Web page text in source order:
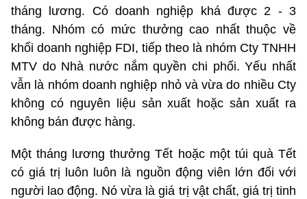
tháng lương. Có doanh nghiệp khá được 2 - 3
tháng. Nhóm có mức thưởng cao nhất thuộc về
khối doanh nghiệp FDI, tiếp theo là nhóm Cty TNHH
MTV do Nhà nước nắm quyền chi phối. Yếu nhất
vẫn là nhóm doanh nghiệp nhỏ và vừa do nhiều Cty
không có nguyên liệu sản xuất hoặc sản xuất ra
không bán được hàng.
Một tháng lương thưởng Tết hoặc một túi quà Tết
có giá trị luôn luôn là nguồn động viên lớn đối với
người lao động. Nó vừa là giá trị vật chất, giá trị tinh